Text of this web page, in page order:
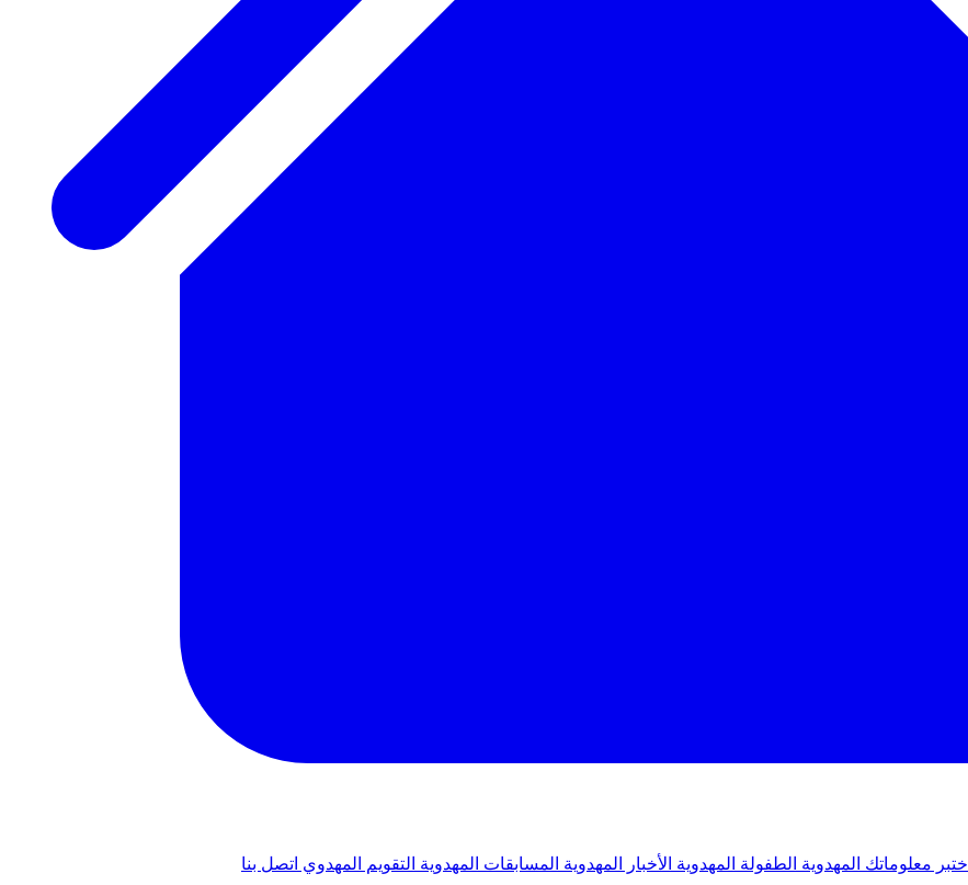
اختبر معلوماتك المهدوية الطفولة المهدوية الأخبار المهدوية المسابقات المهدوية التقويم المهدوي اتصل بنا